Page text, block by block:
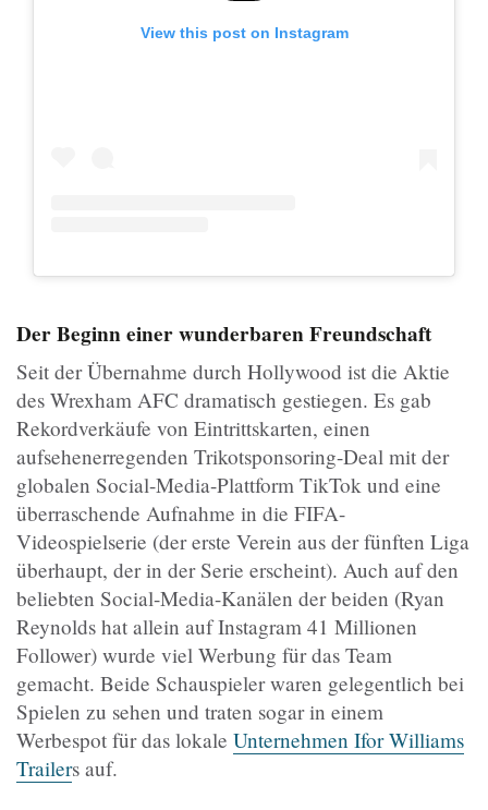
View this post on Instagram
Der Beginn einer wunderbaren Freundschaft
Seit der Übernahme durch Hollywood ist die Aktie
des Wrexham AFC dramatisch gestiegen. Es gab
Rekordverkäufe von Eintrittskarten, einen
aufsehenerregenden Trikotsponsoring-Deal mit der
globalen Social-Media-Plattform TikTok und eine
überraschende Aufnahme in die FIFA-
Videospielserie (der erste Verein aus der fünften Liga
überhaupt, der in der Serie erscheint). Auch auf den
beliebten Social-Media-Kanälen der beiden (Ryan
Reynolds hat allein auf Instagram 41 Millionen
Follower) wurde viel Werbung für das Team
gemacht. Beide Schauspieler waren gelegentlich bei
Spielen zu sehen und traten sogar in einem
Werbespot für das lokale Unternehmen Ifor Williams
Trailers auf.